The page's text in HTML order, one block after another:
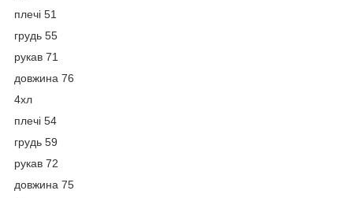
плечі 51
грудь 55
рукав 71
довжина 76
4хл
плечі 54
грудь 59
рукав 72
довжина 75